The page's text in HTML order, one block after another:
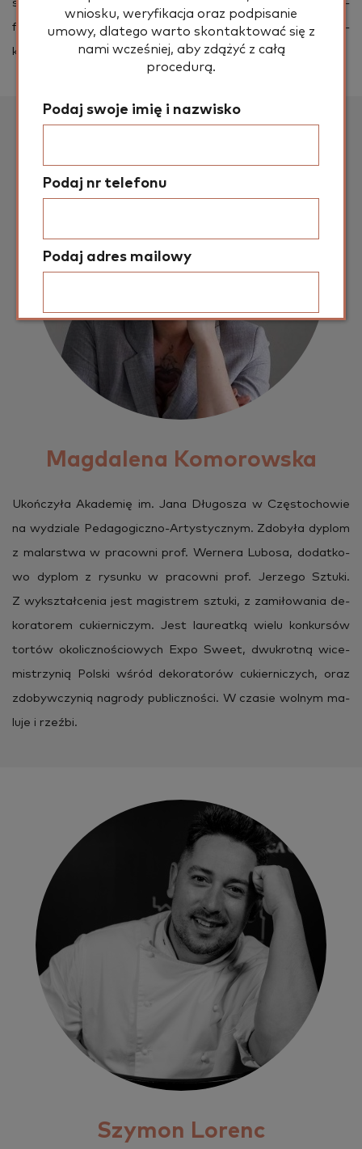
se­rów, tor­tów i ciast, które two­rzy od pod­staw. Jest per­
fek­cjo­ni­stą – dla niego dania za­wsze muszą tak samo sma­
ko­wać i wy­glą­dać.
Magdalena Komorowska
Ukoń­czy­ła Aka­de­mię im. Jana Dłu­go­sza w Czę­sto­cho­wie
na wy­dzia­le Pe­da­go­gicz­no-Ar­ty­stycz­nym. Zdo­by­ła dy­plom
z ma­lar­stwa w pra­cow­ni prof. Wer­ne­ra Lu­bo­sa, do­dat­ko­
wo dy­plom z ry­sun­ku w pra­cow­ni prof. Je­rze­go Sztu­ki.
Z wy­kształ­ce­nia jest ma­gi­strem sztu­ki, z za­mi­ło­wa­nia de­
ko­ra­to­rem cu­kier­ni­czym. Jest lau­re­at­ką wielu kon­kur­sów
tor­tów oko­licz­no­ścio­wych Expo Sweet, dwu­krot­ną wi­ce­
mi­strzy­nią Pol­ski wśród de­ko­ra­to­rów cu­kier­ni­czych, oraz
zdo­byw­czy­nią na­gro­dy pu­blicz­no­ści. W cza­sie wol­nym ma­
lu­je i rzeź­bi.
Szymon Lorenc
wniosku, weryfikacja oraz podpisanie
umowy, dlatego warto skontaktować się z
nami wcześniej, aby zdążyć z całą
procedurą.
Podaj swoje imię i nazwisko
Podaj nr telefonu
Podaj adres mailowy
Podaj miejscowość zamieszkania
Podaj kod pocztowy zamieszkania
Wybierz województwo zamieszkania
Podaj miejscowość zatrudnienia
Podaj kod pocztowy zatrudnienia
Wybierz województwo zatrudnienia
Wybierz formę zatrudnienia
Czy jesteś zatrudniony/a?
TAK
Czy jesteś osobą uczącą się?
NIE
Czy posiadasz orzeczenie o
niepełnosprawności?